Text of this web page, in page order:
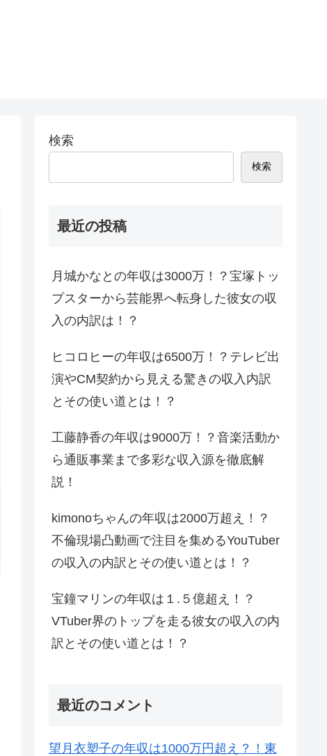
検索
検索
最近の投稿
月城かなとの年収は3000万！？宝塚トッ
プスターから芸能界へ転身した彼女の収
入の内訳は！？
ヒコロヒーの年収は6500万！？テレビ出
演やCM契約から見える驚きの収入内訳
とその使い道とは！？
工藤静香の年収は9000万！？音楽活動か
ら通販事業まで多彩な収入源を徹底解
説！
kimonoちゃんの年収は2000万超え！？
不倫現場凸動画で注目を集めるYouTuber
の収入の内訳とその使い道とは！？
宝鐘マリンの年収は１.５億超え！？
VTuber界のトップを走る彼女の収入の内
訳とその使い道とは！？
最近のコメント
望月衣塑子の年収は1000万円超え？！東